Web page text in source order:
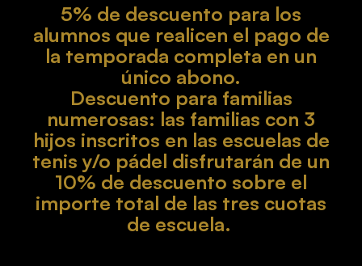
5% de descuento para los
alumnos que realicen el pago de
la temporada completa en un
único abono.
Descuento para familias
numerosas: las familias con 3
hijos inscritos en las escuelas de
tenis y/o pádel disfrutarán de un
10% de descuento sobre el
importe total de las tres cuotas
de escuela.